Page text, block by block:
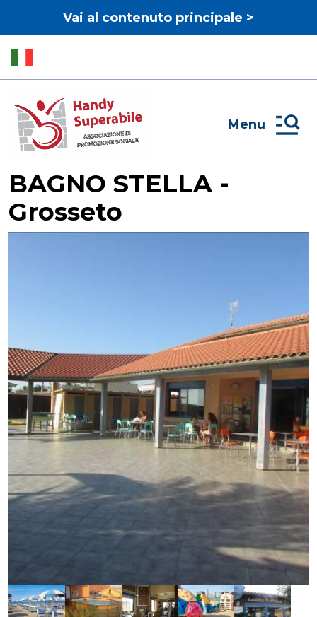
Vai al contenuto principale >
Menu
BAGNO STELLA -
Grosseto